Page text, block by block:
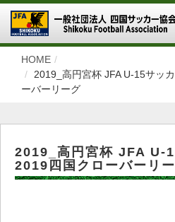
HOME
2019_高円宮杯 JFA U-15サッ
ーバーリーグ
2019_高円宮杯 JFA U-
2019四国クローバーリ